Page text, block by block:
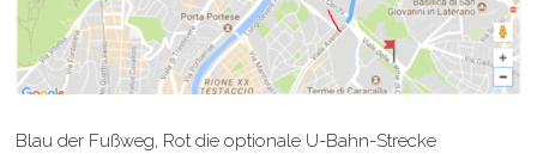
Blau der Fußweg, Rot die optionale U-Bahn-Strecke